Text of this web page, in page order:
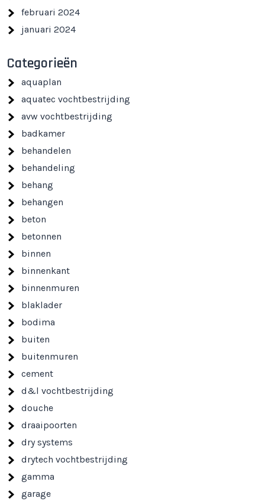
februari 2024
januari 2024
Categorieën
aquaplan
aquatec vochtbestrijding
avw vochtbestrijding
badkamer
behandelen
behandeling
behang
behangen
beton
betonnen
binnen
binnenkant
binnenmuren
blaklader
bodima
buiten
buitenmuren
cement
d&l vochtbestrijding
douche
draaipoorten
dry systems
drytech vochtbestrijding
gamma
garage